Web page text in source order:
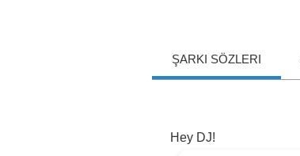
ŞARKI SÖZLERI
Hey DJ!